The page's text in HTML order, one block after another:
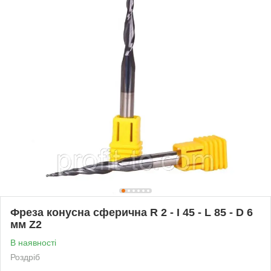
Фреза конусна сферична R 2 - I 45 - L 85 - D 6
мм Z2
В наявності
Роздріб